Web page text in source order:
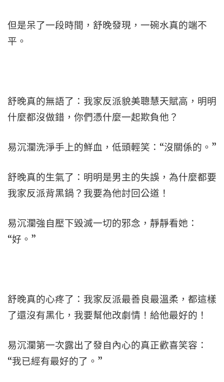
但是呆了一段時間，舒晚發現，一碗水真的端不
平。
舒晚真的無語了：我家反派貌美聰慧天賦高，明明
什麼都沒做錯，你們憑什麼一起欺負他？
易沉瀾洗淨手上的鮮血，低頭輕笑：“沒關係的。”
舒晚真的生氣了：明明是男主的失誤，為什麼都要
我家反派背黑鍋？我要為他討回公道！
易沉瀾強自壓下毀滅一切的邪念，靜靜看她：
“好。”
舒晚真的心疼了：我家反派最善良最溫柔，都這樣
了還沒有黑化，我要幫他改劇情！給他最好的！
易沉瀾第一次露出了發自內心的真正歡喜笑容：
“我已經有最好的了。”